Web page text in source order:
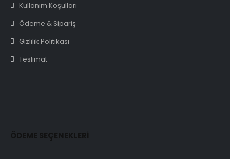
Kullanım Koşulları
Ödeme & Sipariş
Gizlilik Politikası
Teslimat
ÖDEME SEÇENEKLERİ